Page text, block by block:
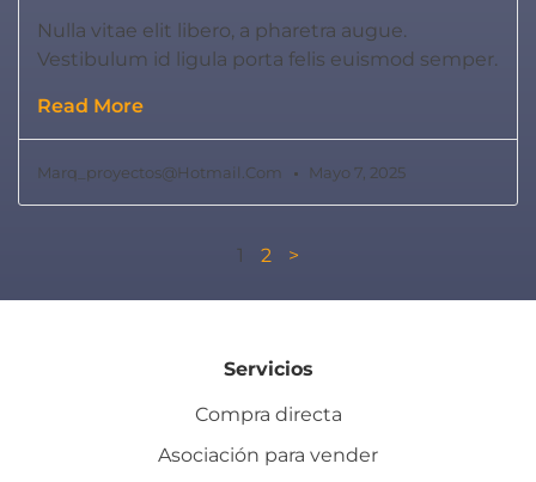
Nulla vitae elit libero, a pharetra augue.
Vestibulum id ligula porta felis euismod semper.
Read More
Marq_proyectos@hotmail.com Mayo 7, 2025
1 2 >
Servicios
Compra directa
Asociación para vender